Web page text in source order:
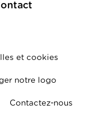
et cookies
notre logo
Contactez-nous